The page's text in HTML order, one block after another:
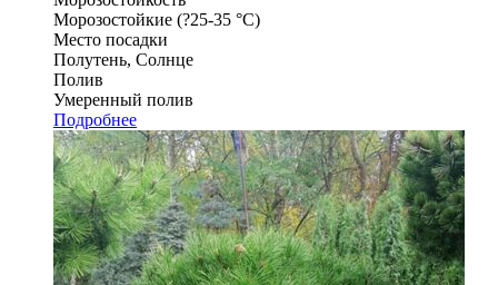
Морозостойкие (?25-35 °С)
Место посадки
Полутень, Солнце
Полив
Умеренный полив
Подробнее